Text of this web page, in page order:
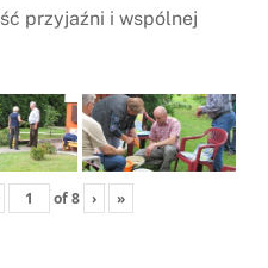
przyjaźni i wspólnej
of8 › »